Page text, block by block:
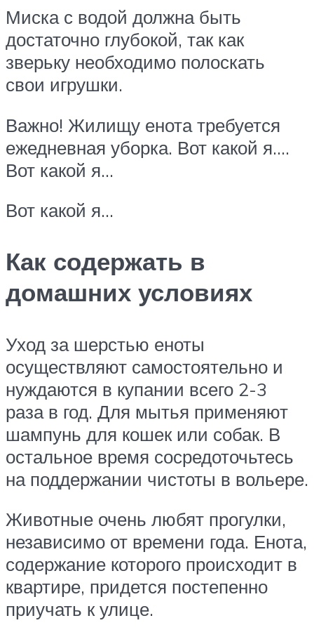
Миска с водой должна быть
достаточно глубокой, так как
зверьку необходимо полоскать
свои игрушки.
Важно! Жилищу енота требуется
ежедневная уборка. Вот какой я….
Вот какой я…
Вот какой я…
Как содержать в
домашних условиях
Уход за шерстью еноты
осуществляют самостоятельно и
нуждаются в купании всего 2-3
раза в год. Для мытья применяют
шампунь для кошек или собак. В
остальное время сосредоточьтесь
на поддержании чистоты в вольере.
Животные очень любят прогулки,
независимо от времени года. Енота,
содержание которого происходит в
квартире, придется постепенно
приучать к улице.